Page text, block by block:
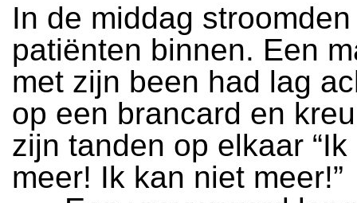
In de middag
patiënten binnen. Een
met zijn been had lag
op een brancard en
zijn tanden op elkaar
meer! Ik kan niet meer!”